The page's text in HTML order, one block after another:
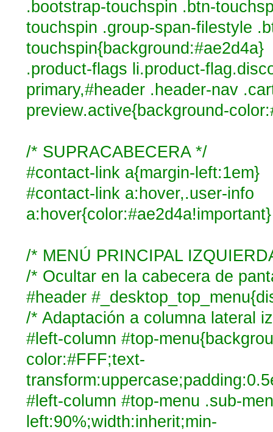
.bootstrap-touchspin .btn-
touchspin .group-span-filestyle
touchspin{background:#ae2d4a}
.product-flags li.product-
primary,#header .header-nav
preview.active{background-
/* SUPRACABECERA */
#contact-link a{margin-left:1em}
#contact-link a:hover,.user-info
a:hover{color:#ae2d4a!important}
/* MENÚ PRINCIPAL
/* Ocultar en la cabecera de
#header
/* Adaptación a columna lateral
#left-column #top-
color:#FFF;text-
#left-column #top-menu .sub-
left:90%;width:inherit;min-